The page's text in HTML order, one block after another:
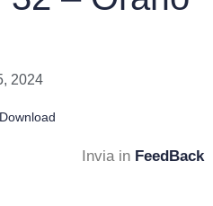
2024
Download
Invia in FeedBack